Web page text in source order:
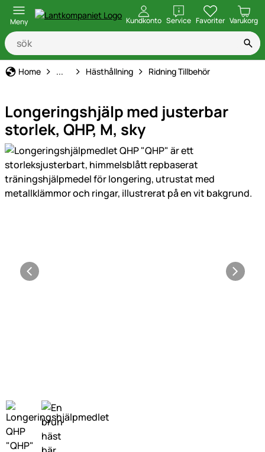
Meny Kundkonto ServiceöppnaFavoriter Varukorg
Home Djurhållning, Utfodring & Vård
... Hästhållning Ridning Tillbehör
Longeringshjälp med justerbar
storlek, QHP, M, sky
Produktgaleri